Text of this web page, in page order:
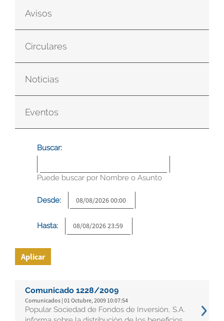
Avisos
Circulares
Noticias
Eventos
Buscar:
Puede buscar por Nombre o Asunto
Desde:
Hasta:
Aplicar
Comunicado 1228/2009
Comunicados | 01 Octubre, 2009 10:07:54
Popular Sociedad de Fondos de Inversión, S.A.